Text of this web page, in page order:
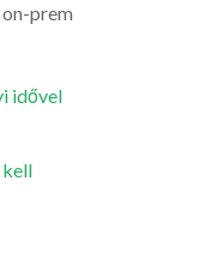
prem
idővel
kell